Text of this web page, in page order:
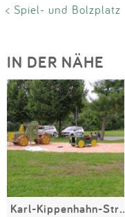
< Spiel- und Bolzplatz
IN DER NÄHE
Karl-Kippenhahn-Straße